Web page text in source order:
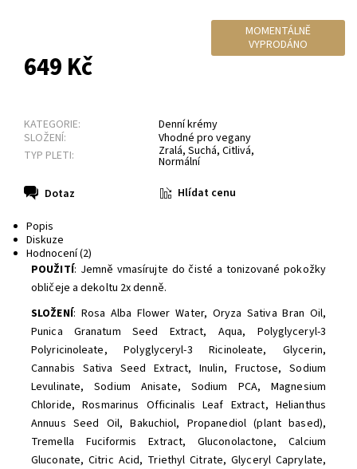
MOMENTÁLNĚ
VYPRODÁNO
649 Kč
KATEGORIE:
Denní krémy
SLOŽENÍ:
Vhodné pro vegany
TYP PLETI:
Zralá, Suchá, Citlivá,
Normální
Dotaz
Hlídat cenu
Popis
Diskuze
Hodnocení (2)
POUŽITÍ: Jemně vmasírujte do čisté a tonizované pokožky
obličeje a dekoltu 2x denně.
SLOŽENÍ: Rosa Alba Flower Water, Oryza Sativa Bran Oil,
Punica Granatum Seed Extract,
Aqua,
Polyglyceryl-3
Polyricinoleate, Polyglyceryl-3 Ricinoleate,
Glycerin,
Cannabis Sativa Seed Extract, Inulin, Fructose, Sodium
Levulinate, Sodium Anisate, Sodium PCA, Magnesium
Chloride, Rosmarinus Officinalis Leaf Extract, Helianthus
Annuus Seed Oil, Bakuchiol, Propanediol (plant based),
Tremella Fuciformis Extract, Gluconolactone, Calcium
Gluconate, Citric Acid, Triethyl Citrate, Glyceryl Caprylate,